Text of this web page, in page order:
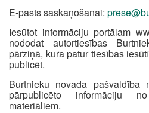
E-pasts saskaņošanai:
Iesūtot informāciju portālam
nododat autortiesības
pārziņā, kura patur tiesības
publicēt.
Burtnieku novada pašvaldība
pārpublicēto informāciju
materiāliem.